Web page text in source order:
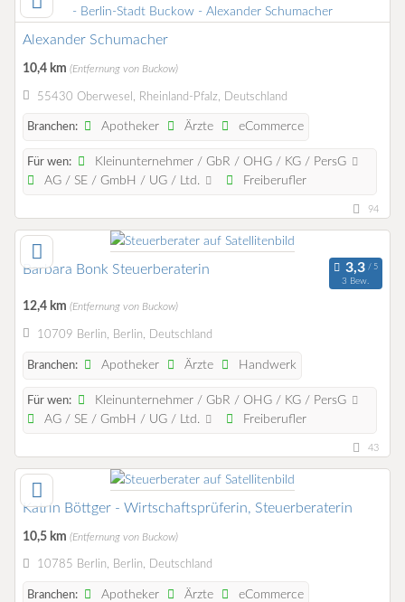
Alexander Schumacher
10,4 km (Entfernung von Buckow)
55430 Oberwesel, Rheinland-Pfalz, Deutschland
Branchen: Apotheker Ärzte eCommerce
Für wen:
Kleinunternehmer / GbR / OHG / KG / PersG
AG / SE / GmbH / UG / Ltd.
Freiberufler
94
Barbara Bonk Steuerberaterin
3 Bew.
12,4 km (Entfernung von Buckow)
10709 Berlin, Berlin, Deutschland
Branchen: Apotheker Ärzte Handwerk
Für wen:
Kleinunternehmer / GbR / OHG / KG / PersG
AG / SE / GmbH / UG / Ltd.
Freiberufler
43
Katrin Böttger - Wirtschaftsprüferin, Steuerberaterin
10,5 km (Entfernung von Buckow)
10785 Berlin, Berlin, Deutschland
Branchen: Apotheker Ärzte eCommerce